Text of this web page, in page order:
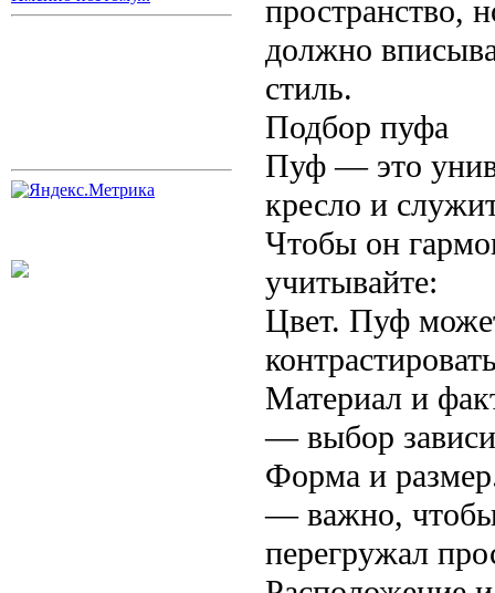
пространство,
должно
стиль.
Подбор пуфа
Пуф — это
кресло и
Чтобы он
учитывайте:
Цвет. Пуф
Материал и
— выбор
Форма и
— важно, чтобы
перегружал